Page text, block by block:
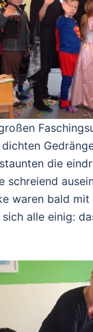
die
schreiend
waren bald
alle einig: